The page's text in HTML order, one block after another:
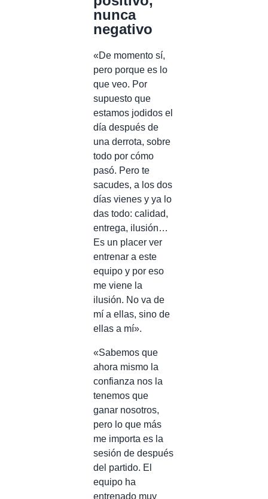
nunca
negativo
«De momento sí,
pero porque es lo
que veo. Por
supuesto que
estamos jodidos el
día después de
una derrota, sobre
todo por cómo
pasó. Pero te
sacudes, a los dos
días vienes y ya lo
das todo: calidad,
entrega, ilusión…
Es un placer ver
entrenar a este
equipo y por eso
me viene la
ilusión. No va de
mí a ellas, sino de
ellas a mí».
«Sabemos que
ahora mismo la
confianza nos la
tenemos que
ganar nosotros,
pero lo que más
me importa es la
sesión de después
del partido. El
equipo ha
entrenado muy